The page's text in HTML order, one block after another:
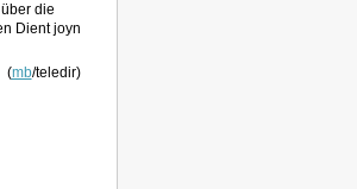
die
Dient joyn
(mb/teledir)